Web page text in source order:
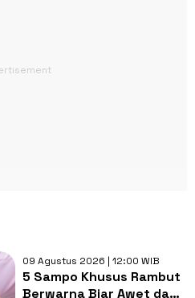
09 Agustus 2026 | 12:00 WIB
5 Sampo Khusus Rambut
Berwarna Biar Awet dan